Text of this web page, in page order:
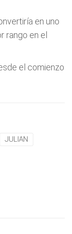
en uno
rango en el
el comienzo
JULIAN